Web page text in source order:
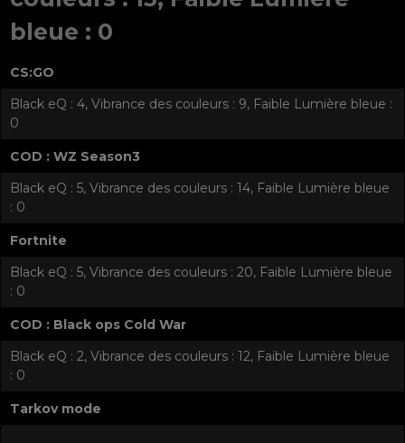
bleue : 0
CS:GO
Black eQ : 4, Vibrance des couleurs : 9, Faible Lumière bleue :
0
COD : WZ Season3
Black eQ : 5, Vibrance des couleurs : 14, Faible Lumière bleue
: 0
Fortnite
Black eQ : 5, Vibrance des couleurs : 20, Faible Lumière bleue
: 0
COD : Black ops Cold War
Black eQ : 2, Vibrance des couleurs : 12, Faible Lumière bleue
: 0
Tarkov mode